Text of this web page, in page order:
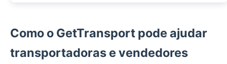
Como o GetTransport pode ajudar
transportadoras e vendedores